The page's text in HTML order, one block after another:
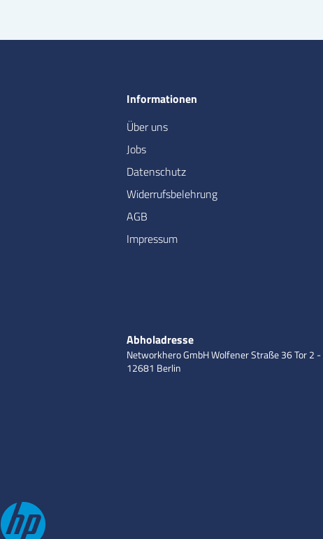
Informationen
Über uns
Jobs
Datenschutz
Widerrufsbelehrung
AGB
Impressum
Abholadresse
Networkhero GmbHWolfener Straße 36Tor 2
12681 Berlin